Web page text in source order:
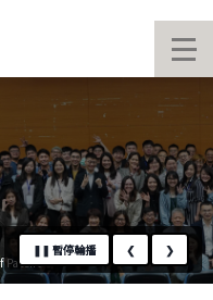
❚❚ 暫停輪播 ❮ ❯